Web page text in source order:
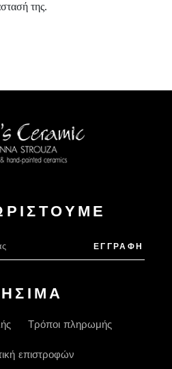
της.
ΕΓΓΡΑΦΗ
Τρόποι πληρωμής
επιστροφών